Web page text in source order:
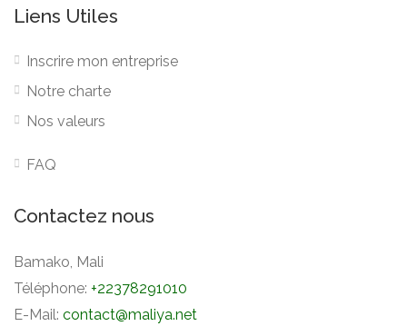
Liens Utiles
Inscrire mon entreprise
Notre charte
Nos valeurs
FAQ
Contactez nous
Bamako, Mali
Téléphone: +22378291010
E-Mail: contact@maliya.net